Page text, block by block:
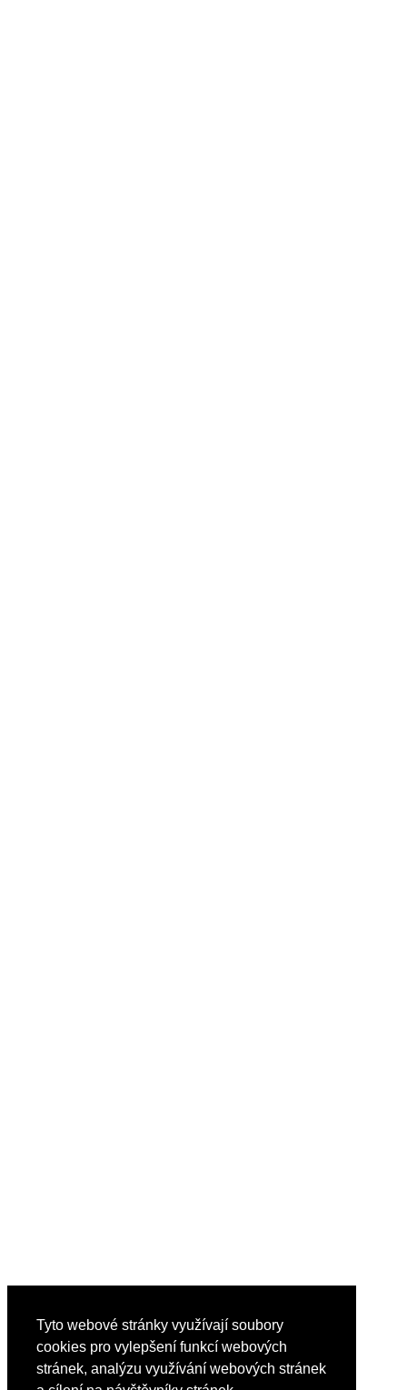
Tyto webové stránky využívají soubory
cookies pro vylepšení funkcí webových
stránek, analýzu využívání webových stránek